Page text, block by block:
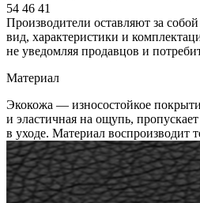
54 46 41
Производители оставляют за
вид, характеристики и
не уведомляя продавцов и
Материал
Экокожа — износостойкое
и эластичная на ощупь,
в уходе. Материал воспроизводит